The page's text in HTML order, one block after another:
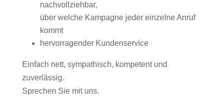
nachvollziehbar,
über welche Kampagne jeder einzelne Anruf
kommt
hervorragender Kundenservice
Einfach nett, sympathisch, kompetent und
zuverlässig.
Sprechen Sie mit uns.